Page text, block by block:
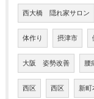
西大橋 隠れ家サロン
体作り 摂津市
大阪 姿勢改善 腰
西区 西区 新町